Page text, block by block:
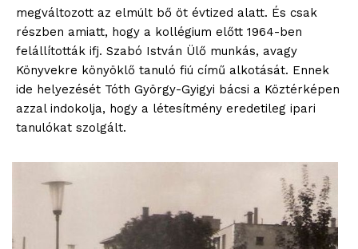
megváltozott az elmúlt bő öt évtized alatt. És csak
részben amiatt, hogy a kollégium előtt 1964-ben
felállították ifj. Szabó István Ülő munkás, avagy
Könyvekre könyöklő tanuló fiú című alkotását. Ennek
ide helyezését Tóth György-Gyigyi bácsi a Köztérképen
azzal indokolja, hogy a létesítmény eredetileg ipari
tanulókat szolgált.